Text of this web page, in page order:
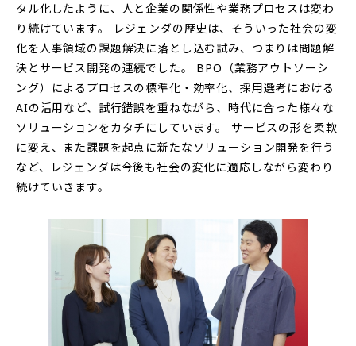
タル化したように、人と企業の関係性や業務プロセスは変わ
り続けています。 レジェンダの歴史は、そういった社会の変
化を人事領域の課題解決に落とし込む試み、つまりは問題解
決とサービス開発の連続でした。 BPO（業務アウトソーシ
ング）によるプロセスの標準化・効率化、採用選考における
AIの活用など、試行錯誤を重ねながら、時代に合った様々な
ソリューションをカタチにしています。 サービスの形を柔軟
に変え、また課題を起点に新たなソリューション開発を行う
など、レジェンダは今後も社会の変化に適応しながら変わり
続けていきます。